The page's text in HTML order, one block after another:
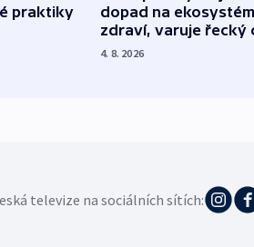
praktiky
dopad na
zdraví, varuje řecký
4. 8. 2026
televize na sociálních sítích: